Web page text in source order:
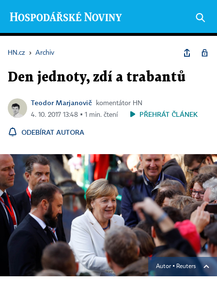
HN.cz › Archiv
Den jednoty, zdí a trabantů
Teodor Marjanovič
komentátor HN
4. 10. 2017 13:48 ▪ 1 min. čtení
PŘEHRÁT ČLÁNEK
ODEBÍRAT AUTORA
Autor ▪ Reuters